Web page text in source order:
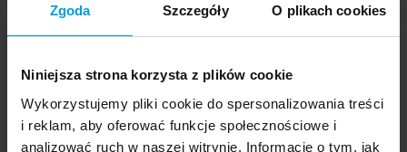
Zgoda Szczegóły O plikach cookies
Niniejsza strona korzysta z plików cookie
Wykorzystujemy pliki cookie do spersonalizowania treści
i reklam, aby oferować funkcje społecznościowe i
analizować ruch w naszej witrynie. Informacje o tym, jak
Z Pragi Południe do Pragi czeskiej: School of
Form na festiwalu Designblok
Eventy i wystawy Designblok